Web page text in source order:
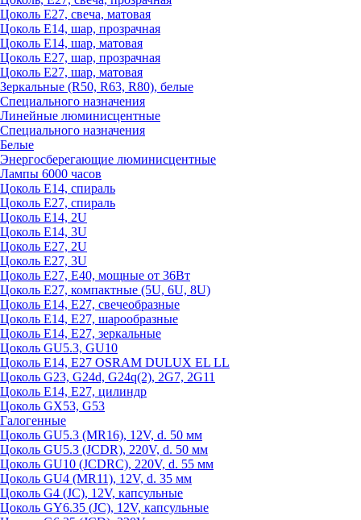
Цоколь Е27, свеча, матовая
Цоколь Е14, шар, прозрачная
Цоколь Е14, шар, матовая
Цоколь Е27, шар, прозрачная
Цоколь Е27, шар, матовая
Зеркальные (R50, R63, R80), белые
Специального назначения
Линейные люминисцентные
Специального назначения
Белые
Энергосберегающие люминисцентные
Лампы 6000 часов
Цоколь Е14, спираль
Цоколь Е27, спираль
Цоколь Е14, 2U
Цоколь Е14, 3U
Цоколь Е27, 2U
Цоколь Е27, 3U
Цоколь Е27, Е40, мощные от 36Вт
Цоколь Е27, компактные (5U, 6U, 8U)
Цоколь Е14, Е27, свечеобразные
Цоколь Е14, Е27, шарообразные
Цоколь Е14, Е27, зеркальные
Цоколь GU5.3, GU10
Цоколь Е14, Е27 OSRAM DULUX EL LL
Цоколь G23, G24d, G24q(2), 2G7, 2G11
Цоколь Е14, Е27, цилиндр
Цоколь GX53, G53
Галогенные
Цоколь GU5.3 (MR16), 12V, d. 50 мм
Цоколь GU5.3 (JCDR), 220V, d. 50 мм
Цоколь GU10 (JCDRC), 220V, d. 55 мм
Цоколь GU4 (MR11), 12V, d. 35 мм
Цоколь G4 (JC), 12V, капсульные
Цоколь GY6.35 (JC), 12V, капсульные